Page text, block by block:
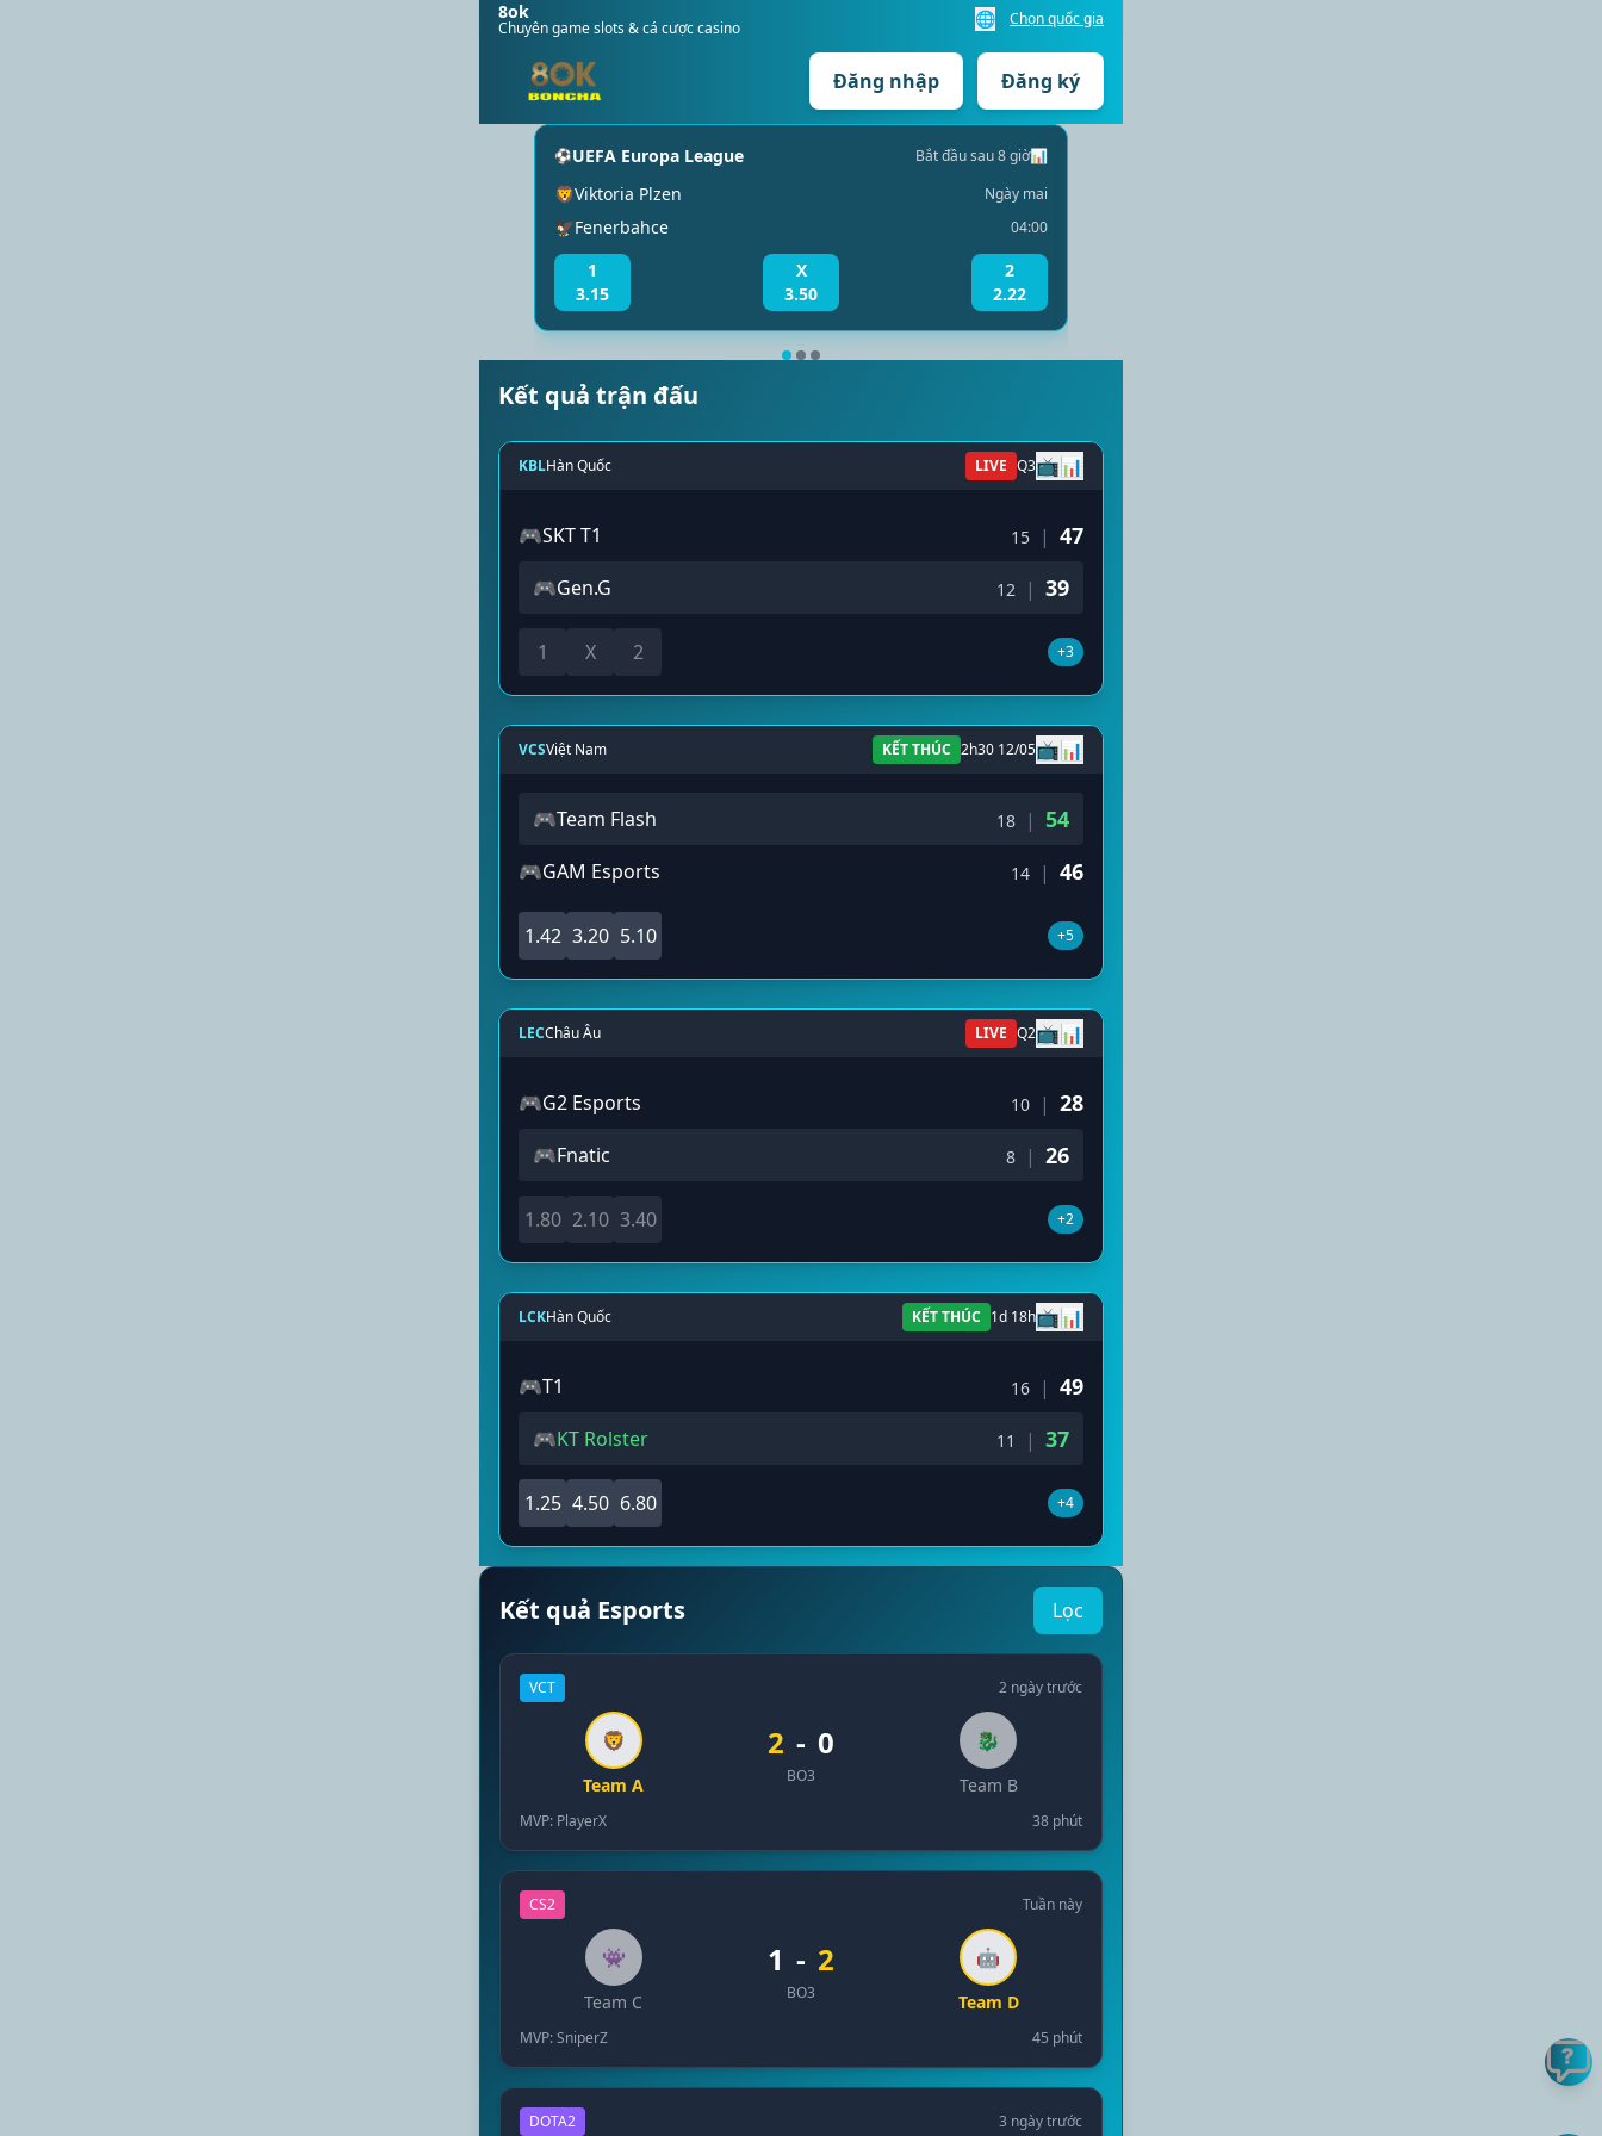
8ok
Chuyên game slots & cá cược casino 🌐 Chọn quốc gia
Đăng nhập Đăng ký
⚽UEFA Europa League Bắt đầu sau 8 giờ📊
🦁Viktoria Plzen Ngày mai
🦅Fenerbahce 04:00
1
3.15
X
3.50
2
2.22
Kết quả trận đấu
KBLHàn Quốc LIVE Q3📺📊
🎮SKT T1 15 | 47
🎮Gen.G 12 | 39
1 X 2 +3
VCSViệt Nam KẾT THÚC 2h30 12/05📺📊
🎮Team Flash 18 | 54
🎮GAM Esports 14 | 46
1.42 3.20 5.10 +5
LECChâu Âu LIVE Q2📺📊
🎮G2 Esports 10 | 28
🎮Fnatic 8 | 26
1.80 2.10 3.40 +2
LCKHàn Quốc KẾT THÚC 1d 18h📺📊
🎮T1 16 | 49
🎮KT Rolster 11 | 37
1.25 4.50 6.80 +4
Kết quả Esports Lọc
VCT 2 ngày trước
🦁
Team A
2 - 0
BO3
🐉
Team B
MVP: PlayerX 38 phút
CS2 Tuần này
👾
Team C
1 - 2
BO3
🤖
Team D
MVP: SniperZ 45 phút
DOTA2 3 ngày trước